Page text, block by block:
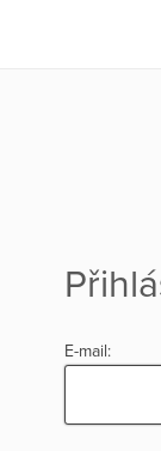
E-mail: